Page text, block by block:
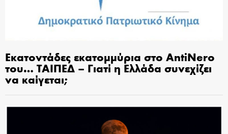
Εκατοντάδες εκατομμύρια στο AntiNero
του… ΤΑΙΠΕΔ – Γιατί η Ελλάδα συνεχίζει
να καίγεται;